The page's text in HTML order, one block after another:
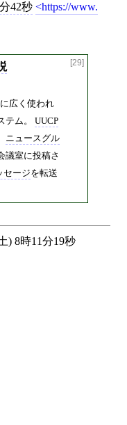
42秒 https://www.
[29]
に広く使われ
テム。 UUCP
ニュースグル
議室に投稿さ
セージを転送
) 8時11分19秒